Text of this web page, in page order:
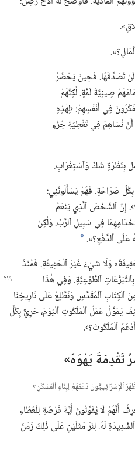
تُصَدِّقَهَا.‏ فَحِينَ يَحْضُرُ
صِينِيَّةَ لَمَّةٍ.‏ لٰكِنَّهُمْ
فِي أَنْفُسِهِمْ:‏ ‹لِهٰذِهِ
أَنْ نُسَاهِمَ فِي تَغْطِيَةِ جُزْءٍ
بِنَظْرَةِ شَكٍّ وَٱسْتِغْرَابٍ.‏
صَرَاحَةٍ.‏ فَهُمْ يَسْأَلُونَنِي:‏
إِنَّ ٱلشَّخْصَ ٱلَّذِي يَنْعَمُ
فِي سَبِيلِ ٱلرَّبِّ.‏ وَلٰكِنْ
عَلَى ٱلدَّفْعِ؟‏».‏ a
وَلَا شَيْءَ غَيْرَ ٱلْحَقِيقَةِ.‏ فَمُنْذُ
بِٱلتَّبَرُّعَاتِ ٱلطَّوْعِيَّةِ.‏ وَفِي هٰذَا
ٱلْمُقَدَّسِ وَنَطَّلِعُ عَلَى تَارِيخِنَا
يُمَوَّلُ عَمَلُ ٱلْمَلَكُوتِ ٱلْيَوْمَ،‏ حَرِيٌّ بِكُلٍّ
ٱلْمَلَكُوتَ؟‏›.‏
يَهْوَهَ»‏
ٱلْإِسْرَائِيلِيُّونَ دَعْمَهُمْ لِبِنَاءِ ٱلْمَسْكَنِ؟‏
أَنَّهُمْ لَا يُفَوِّتُونَ أَيَّةَ فُرْصَةٍ لِلْعَطَاءِ
لَهُ.‏ لِنَرَ مَثَلَيْنِ عَلَى ذٰلِكَ زَمَنَ